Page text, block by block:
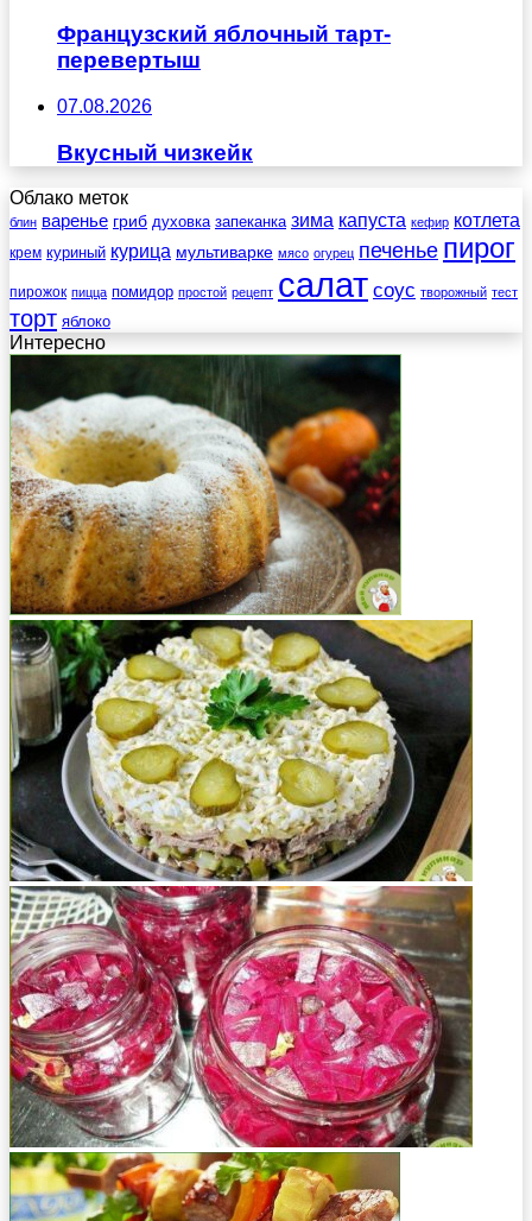
Французский яблочный тарт-
перевертыш
07.08.2026
Вкусный чизкейк
Облако меток
блин варенье гриб духовка запеканка зима капуста кефир котлета
крем куриный курица мультиварке мясо огурец печенье пирог
пирожок пицца помидор простой рецепт салат соус творожный тест
торт яблоко
Интересно